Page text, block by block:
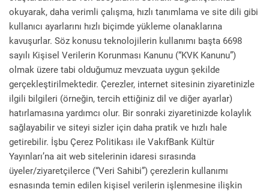
İnsan ve Toplum Çocuk Kitaplığı
Klasik Bilim
okuyarak, daha verimli çalışma, hızlı tanımlama ve site dili gibi
kullanıcı ayarlarını hızlı biçimde yükleme olanaklarına
kavuşurlar. Söz konusu teknolojilerin kullanımı başta 6698
sayılı Kişisel Verilerin Korunması Kanunu (“KVK Kanunu”)
olmak üzere tabi olduğumuz mevzuata uygun şekilde
gerçekleştirilmektedir. Çerezler, internet sitesinin ziyaretinizle
ilgili bilgileri (örneğin, tercih ettiğiniz dil ve diğer ayarlar)
hatırlamasına yardımcı olur. Bir sonraki ziyaretinizde kolaylık
sağlayabilir ve siteyi sizler için daha pratik ve hızlı hale
getirebilir. İşbu Çerez Politikası ile VakıfBank Kültür
Yayınları’na ait web sitelerinin idaresi sırasında
üyeler/ziyaretçilerce (“Veri Sahibi”) çerezlerin kullanımı
esnasında temin edilen kişisel verilerin işlenmesine ilişkin